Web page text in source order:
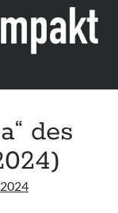
des